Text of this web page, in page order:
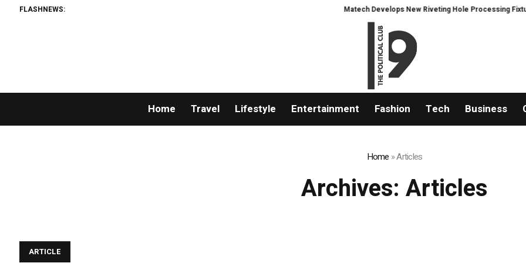
FLASHNEWS: Matech Develops New Riveting Hole Processing Fixture to
Home Travel Lifestyle Entertainment Fashion Tech Business
Home »Articles
Archives: Articles
ARTICLE